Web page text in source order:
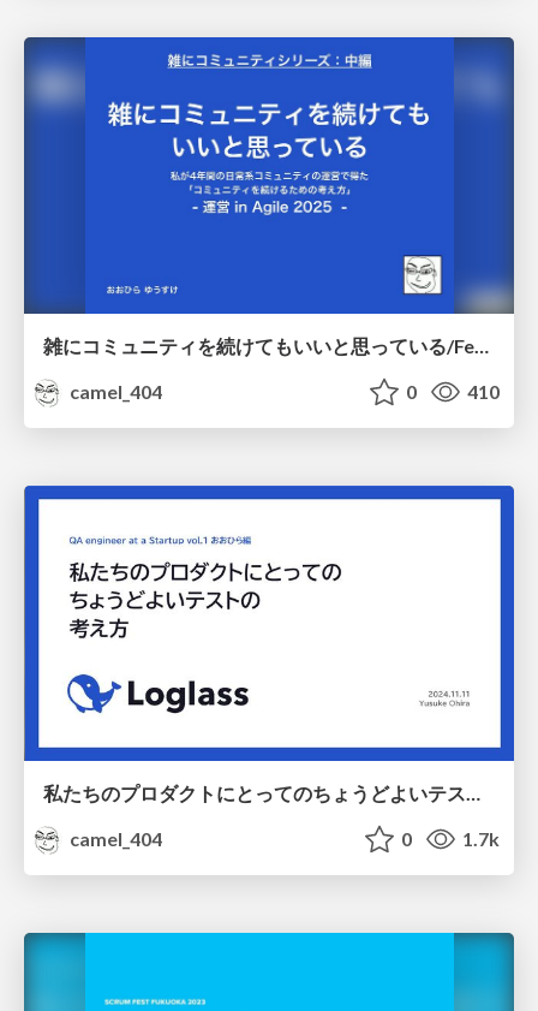
雑にコミュニティを続けてもいいと思っている/Feel free to continue the community
camel_404
0 410
私たちのプロダクトにとってのちょうどよいテストの考え方 / just right test
camel_404
0 1.7k